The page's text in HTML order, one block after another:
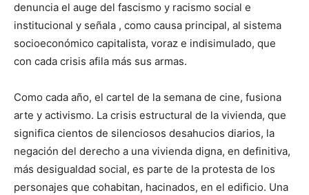
denuncia el auge del fascismo y racismo social e
institucional y señala , como causa principal, al sistema
socioeconómico capitalista, voraz e indisimulado, que
con cada crisis afila más sus armas.
Como cada año, el cartel de la semana de cine, fusiona
arte y activismo. La crisis estructural de la vivienda, que
significa cientos de silenciosos desahucios diarios, la
negación del derecho a una vivienda digna, en definitiva,
más desigualdad social, es parte de la protesta de los
personajes que cohabitan, hacinados, en el edificio. Una